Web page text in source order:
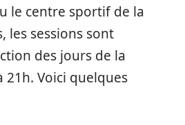
le centre sportif de la
les sessions sont
des jours de la
21h. Voici quelques